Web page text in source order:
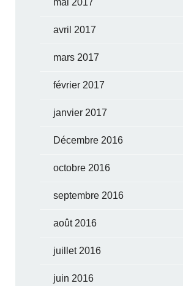
avril 2017
mars 2017
février 2017
janvier 2017
Décembre 2016
octobre 2016
septembre 2016
août 2016
juillet 2016
juin 2016